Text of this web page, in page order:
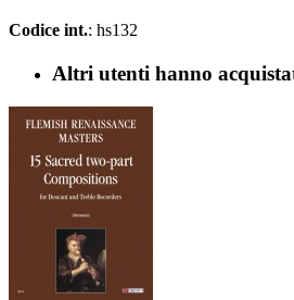
Codice int.: hs132
Altri utenti hanno